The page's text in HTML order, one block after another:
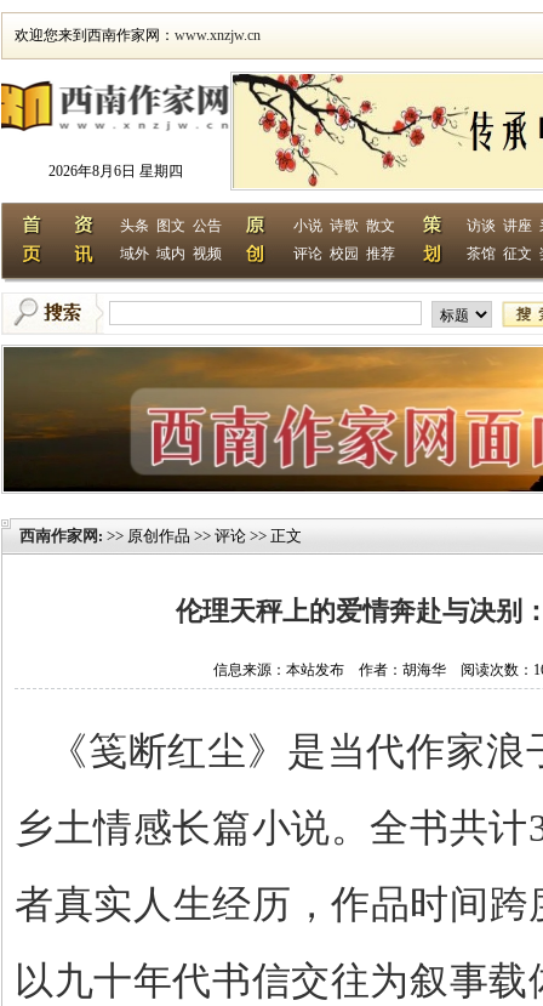
欢迎您来到西南作家网： www.xnzjw.cn
2026年8月6日 星期四
头条 图文 公告
域外 域内 视频
小说 诗歌 散文
评论 校园 推荐
访谈 讲座
茶馆 征文
西南作家网 : >> 原创作品 >> 评论 >> 正文
伦理天秤上的爱情奔赴与决别
信息来源：本站发布 作者：胡海华 阅读次数：
《笺断红尘》是当代作家
乡土情感长篇小说。全书共计
者真实人生经历，作品时间跨
以九十年代书信交往为叙事